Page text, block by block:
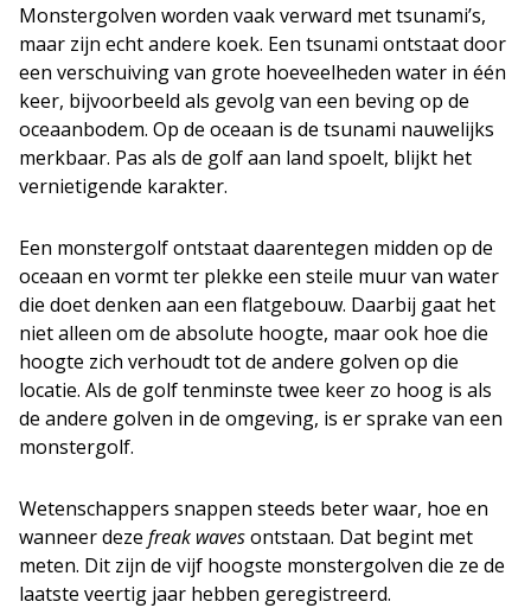
Monstergolven worden vaak verward met tsunami’s,
maar zijn echt andere koek. Een tsunami ontstaat door
een verschuiving van grote hoeveelheden water in één
keer, bijvoorbeeld als gevolg van een beving op de
oceaanbodem. Op de oceaan is de tsunami nauwelijks
merkbaar. Pas als de golf aan land spoelt, blijkt het
vernietigende karakter.
Een monstergolf ontstaat daarentegen midden op de
oceaan en vormt ter plekke een steile muur van water
die doet denken aan een flatgebouw. Daarbij gaat het
niet alleen om de absolute hoogte, maar ook hoe die
hoogte zich verhoudt tot de andere golven op die
locatie. Als de golf tenminste twee keer zo hoog is als
de andere golven in de omgeving, is er sprake van een
monstergolf.
Wetenschappers snappen steeds beter waar, hoe en
wanneer deze freak wavesontstaan. Dat begint met
meten. Dit zijn de vijf hoogste monstergolven die ze de
laatste veertig jaar hebben geregistreerd.